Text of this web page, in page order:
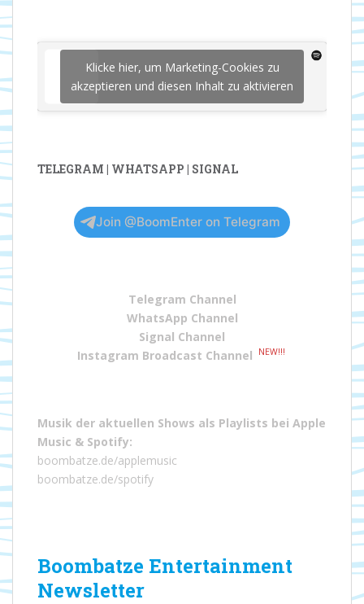
Klicke hier, um Marketing-Cookies zu
akzeptieren und diesen Inhalt zu aktivieren
TELEGRAM | WHATSAPP | SIGNAL
Join @BoomEnter on Telegram
Telegram Channel
WhatsApp Channel
Signal Channel
Instagram Broadcast Channel
NEW!!!
Musik der aktuellen Shows als Playlists bei Apple
Music & Spotify:
boombatze.de/applemusic
boombatze.de/spotify
Boombatze Entertainment
Newsletter